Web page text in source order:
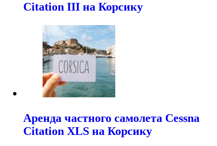
Citation III на Корсику
Аренда частного самолета Cessna
Citation XLS на Корсику